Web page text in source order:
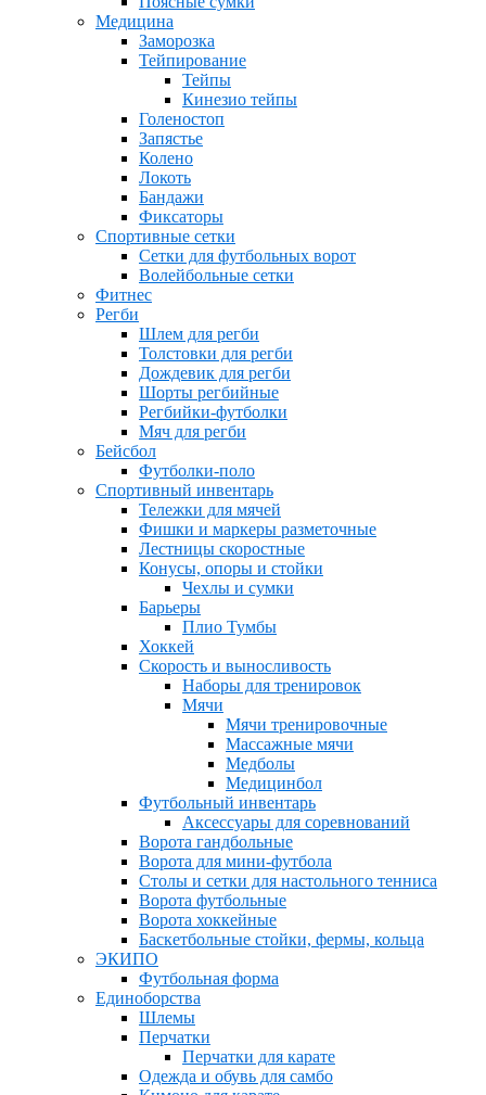
Медицина
Заморозка
Тейпирование
Тейпы
Кинезио тейпы
Голеностоп
Запястье
Колено
Локоть
Бандажи
Фиксаторы
Спортивные сетки
Сетки для футбольных ворот
Волейбольные сетки
Фитнес
Регби
Шлем для регби
Толстовки для регби
Дождевик для регби
Шорты регбийные
Регбийки-футболки
Мяч для регби
Бейсбол
Футболки-поло
Спортивный инвентарь
Тележки для мячей
Фишки и маркеры разметочные
Лестницы скоростные
Конусы, опоры и стойки
Чехлы и сумки
Барьеры
Плио Тумбы
Хоккей
Скорость и выносливость
Наборы для тренировок
Мячи
Мячи тренировочные
Массажные мячи
Медболы
Медицинбол
Футбольный инвентарь
Аксессуары для соревнований
Ворота гандбольные
Ворота для мини-футбола
Столы и сетки для настольного тенниса
Ворота футбольные
Ворота хоккейные
Баскетбольные стойки, фермы, кольца
ЭКИПО
Футбольная форма
Единоборства
Шлемы
Перчатки
Перчатки для карате
Одежда и обувь для самбо